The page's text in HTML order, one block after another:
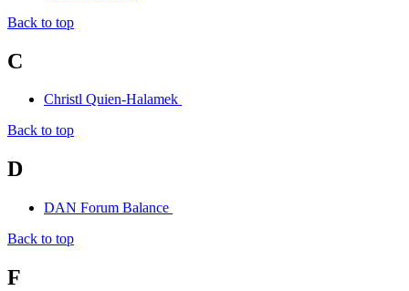
Back to top
C
Christl Quien-Halamek
Back to top
D
DAN Forum Balance
Back to top
F